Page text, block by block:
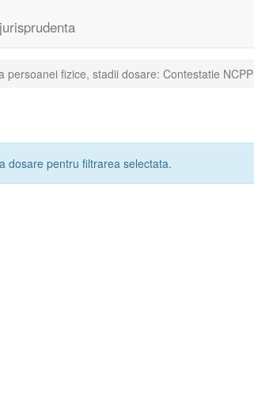
fizice, stadii dosare: Contestatie NCPP
dosare pentru filtrarea selectata.